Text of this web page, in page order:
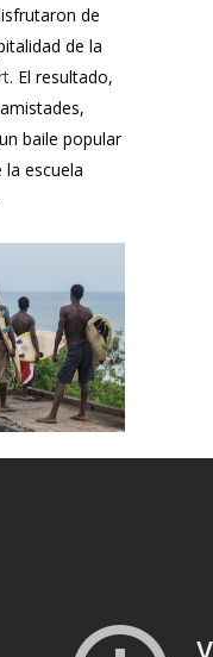
de
de la
. El resultado,
baile popular
escuela